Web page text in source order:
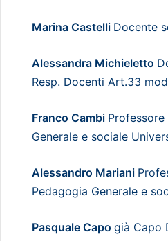
Marina Castelli Docente
Alessandra Michieletto
Resp. Docenti Art.33
Franco Cambi
Generale e sociale
Alessandro Mariani
Pedagogia Generale e
Pasquale Capo già Capo